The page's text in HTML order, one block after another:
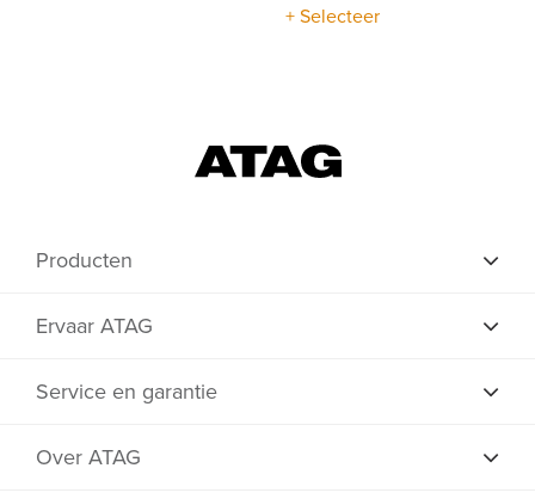
+ Selecteer
Producten
Ervaar ATAG
Service en garantie
Over ATAG